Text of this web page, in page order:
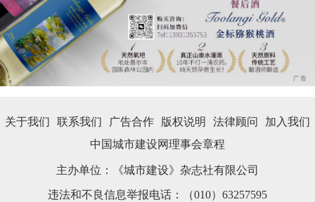
关于我们 联系我们 广告合作 版权说明 法律顾问
加入我们
中国城市建设网理事会章程
主办单位：《城市建设》杂志社有限公司
违法和不良信息举报电话：（010）63257595